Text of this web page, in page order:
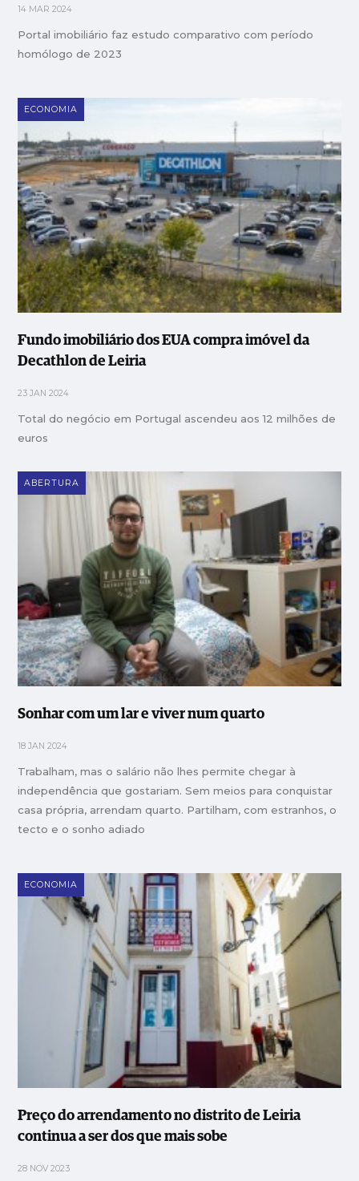
14 MAR 2024
Portal imobiliário faz estudo comparativo com período
homólogo de 2023
ECONOMIA
Fundo imobiliário dos EUA compra imóvel da
Decathlon de Leiria
23 JAN 2024
Total do negócio em Portugal ascendeu aos 12 milhões de
euros
ABERTURA
Sonhar com um lar e viver num quarto
18 JAN 2024
Trabalham, mas o salário não lhes permite chegar à
independência que gostariam. Sem meios para conquistar
casa própria, arrendam quarto. Partilham, com estranhos, o
tecto e o sonho adiado
ECONOMIA
Preço do arrendamento no distrito de Leiria
continua a ser dos que mais sobe
28 NOV 2023